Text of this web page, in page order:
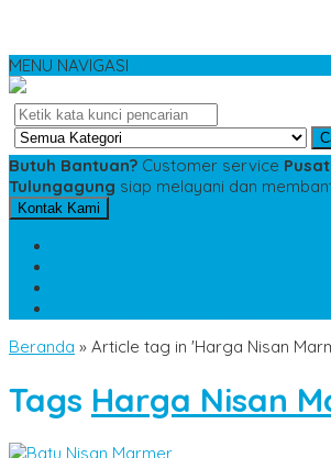
MENU NAVIGASI
Butuh Bantuan? Customer service
Tulungagung siap melayani dan
Kontak Kami
Beranda » Article tag in 'Harga Nisan
Tags Harga Nisan